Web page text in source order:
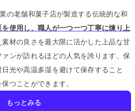
の老舗和菓子店が製造する伝統的な和
使用し、職人が一つ一つ丁寧に煉り上
素材の良さを最大限に活かした上品な甘
ンが訪れるほどの人気を誇ります。保
光や高温多湿を避けて保存すること
つことができます。
もっとみる